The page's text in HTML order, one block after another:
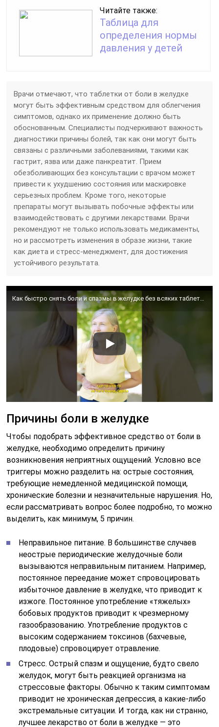
Читайте также:
Таблица для
определения нормы
давления у детей
Врачи отмечают, что таблетки от боли в желудке
могут быть эффективным средством для облегчения
симптомов, однако их применение должно быть
обоснованным. Специалисты подчеркивают важность
диагностики причины болей, так как они могут быть
связаны с различными заболеваниями, такими как
гастрит, язва или даже панкреатит. Прием
обезболивающих без консультации с врачом может
привести к ухудшению состояния или маскировке
серьезных проблем. Кроме того, некоторые
препараты могут вызывать побочные эффекты или
взаимодействовать с другими лекарствами. Врачи
рекомендуют не только использовать медикаменты,
но и рассмотреть изменения в образе жизни, такие
как диета и стресс-менеджмент, для достижения
устойчивого результата.
Как быстро снять боли и спазмы в желудке без всяких таблеток? Полезными травами!
Причины боли в желудке
Чтобы подобрать эффективное средство от боли в
желудке, необходимо определить причину
возникновения неприятных ощущений. Условно все
триггеры можно разделить на: острые состояния,
требующие немедленной медицинской помощи,
хронические болезни и незначительные нарушения. Но,
если рассматривать вопрос более подробно, то можно
выделить, как минимум, 5 причин.
Неправильное питание. В большинстве случаев
неострые периодические желудочные боли
вызываются неправильным питанием. Например,
постоянное переедание может спровоцировать
избыточное давление в желудке, что приводит к
изжоге. Постоянное употребление «тяжелых»
бобовых продуктов приводит к чрезмерному
газообразованию. Употребление продуктов с
высоким содержанием токсинов (бахчевые,
плодовые) спровоцирует отравление.
Стресс. Острый спазм и ощущение, будто свело
желудок, могут быть реакцией организма на
стрессовые факторы. Обычно к таким симптомам
приводит не хроническая депрессия, а какие-либо
экстремальные ситуации. И тогда, как ни странно,
лучшее лекарство от боли в желудке — это